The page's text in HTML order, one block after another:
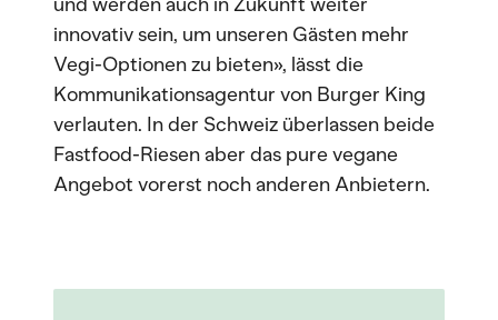
innovativ sein, um unseren Gästen mehr
Vegi-Optionen zu bieten», lässt die
Kommunikationsagentur von Burger King
verlauten. In der Schweiz überlassen beide
Fastfood-Riesen aber das pure vegane
Angebot vorerst noch anderen Anbietern.